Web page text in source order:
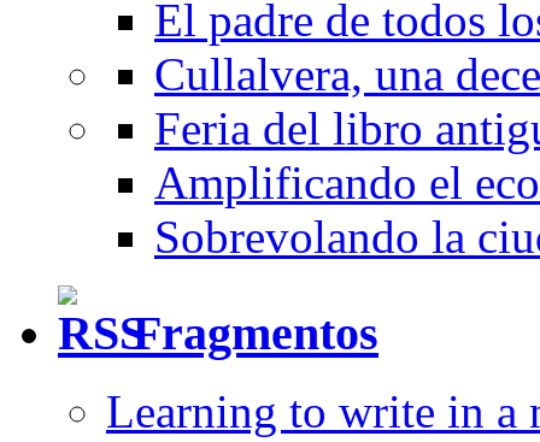
El padre de todos
Cullalvera, una
Feria del libro
Amplificando el
Sobrevolando la
Fragmentos
Learning to write in a